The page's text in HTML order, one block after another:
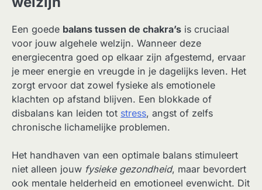
Een goede balans tussen de chakra’s is cruciaal
voor jouw algehele welzijn. Wanneer deze
energiecentra goed op elkaar zijn afgestemd, ervaar
je meer energie en vreugde in je dagelijks leven. Het
zorgt ervoor dat zowel fysieke als emotionele
klachten op afstand blijven. Een blokkade of
disbalans kan leiden tot stress, angst of zelfs
chronische lichamelijke problemen.
Het handhaven van een optimale balans stimuleert
niet alleen jouw fysieke gezondheid, maar bevordert
ook mentale helderheid en emotioneel evenwicht. Dit